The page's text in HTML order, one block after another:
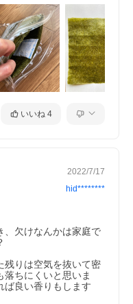
いいね 4
2022/7/17
hid********
、欠けなんかは家庭で
残りは空気を抜いて密
落ちにくいと思いま
ば良い香りもします